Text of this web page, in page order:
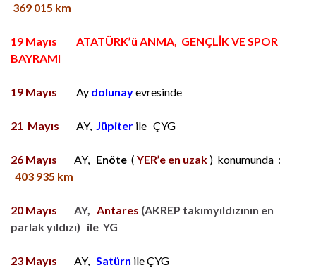
369 015 km
19 Mayıs ATATÜRK’ü ANMA, GENÇLİK VE SPOR
BAYRAMI
19 Mayıs Ay dolunayevresinde
21 Mayıs AY, Jüpiter ile ÇYG
26 Mayıs AY, Enöte ( YER’e en uzak ) konumunda :
403 935 km
20 Mayıs AY, Antares (AKREP takımyıldızının en
parlak yıldızı) ile YG
23 Mayıs AY, Satürn ile ÇYG